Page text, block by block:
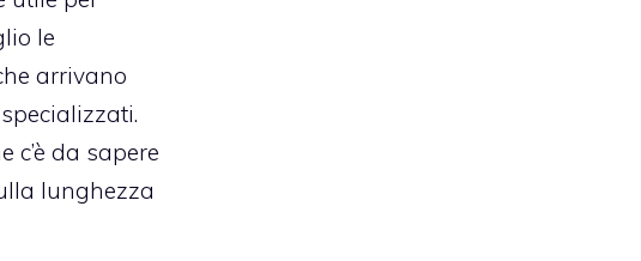
le
arrivano
c’è da sapere
lunghezza